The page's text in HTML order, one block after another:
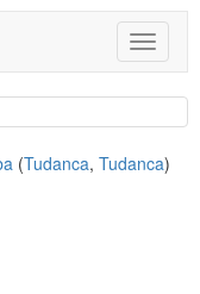
T
o
g
e
(Tudanca, Tudanca)